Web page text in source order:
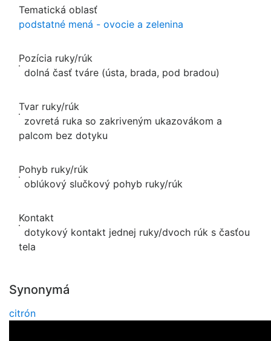
Tematická oblasť
podstatné mená - ovocie a zelenina
Pozícia ruky/rúk
dolná časť tváre (ústa, brada, pod bradou)
Tvar ruky/rúk
zovretá ruka so zakriveným ukazovákom a
palcom bez dotyku
Pohyb ruky/rúk
oblúkový slučkový pohyb ruky/rúk
Kontakt
dotykový kontakt jednej ruky/dvoch rúk s časťou
tela
Synonymá
citrón